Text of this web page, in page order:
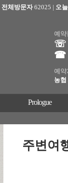
전체방문자62025 | 오
예약
☏
☎
예
농협
Prologue
주변여